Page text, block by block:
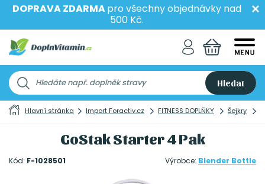
DOPRAVA ZDARMApro všechny objednávky nad
500 Kč.
Hledat
Hlavní stránka Import Foractiv.cz FITNESS DOPLŇKY Šejkry
GoStak Starter 4 Pak
Kód: F-1028501 Výrobce: Blender Bottle